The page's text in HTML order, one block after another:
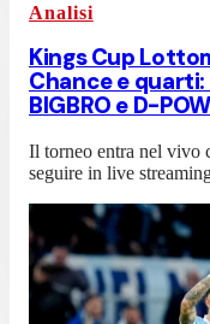
Analisi
Kings Cup
Chance e
BIGBRO e D-
Il torneo entra nel vivo
seguire in live